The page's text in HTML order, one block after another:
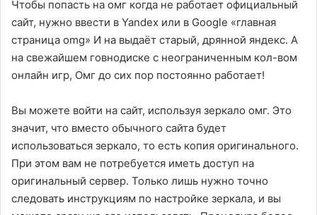
Чтобы попасть на омг когда не работает официальный
сайт, нужно ввести в Yandex или в Google «главная
страница omg» И на выдаёт старый, дрянной яндекс. А
на свежайшем говнодиске с неограниченным кол-вом
онлайн игр, Омг до сих пор постоянно работает!
Вы можете войти на сайт, используя зеркало омг. Это
значит, что вместо обычного сайта будет
использоваться зеркало, то есть копия оригинального.
При этом вам не потребуется иметь доступ на
оригинальный сервер. Только лишь нужно точно
следовать инструкциям по настройке зеркала, и вы